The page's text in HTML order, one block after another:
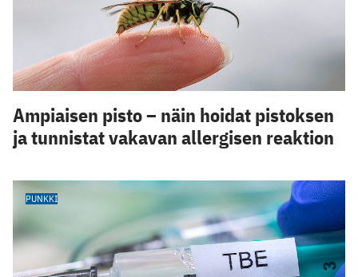
Ampiaisen pisto – näin hoidat pistoksen
ja tunnistat vakavan allergisen reaktion
PUNKKI